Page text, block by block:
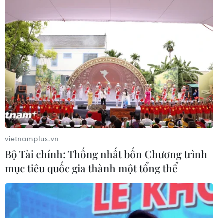
Hà Nội: “Biệt đội bán tải” và những
chuyến xe nghĩa tình mùa COVID
16/09/2021 07:08
Những ngày Hà Nội 'ốm,' đội xe bán tải Fansipan đã
vận chuyển hàng ngàn chuyến rau củ quả, thiết bị y tế,
vietnamplus.vn
Bộ Tài chính: Thống nhất bốn Chương trình
mục tiêu quốc gia thành một tổng thể